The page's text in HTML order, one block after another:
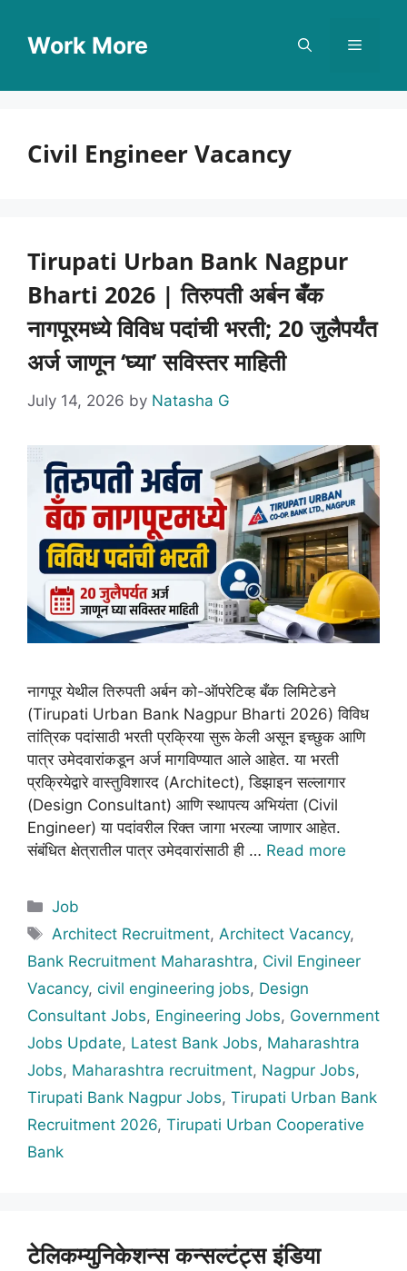
contentWork More Menu
Civil Engineer Vacancy
Tirupati Urban Bank Nagpur
Bharti 2026 | तिरुपती अर्बन बँक
नागपूरमध्ये विविध पदांची भरती; 20 जुलैपर्यंत
अर्ज जाणून ‘घ्या’ सविस्तर माहिती
July 14, 2026 by Natasha G
नागपूर येथील तिरुपती अर्बन को-ऑपरेटिव्ह बँक लिमिटेडने
(Tirupati Urban Bank Nagpur Bharti 2026) विविध
तांत्रिक पदांसाठी भरती प्रक्रिया सुरू केली असून इच्छुक आणि
पात्र उमेदवारांकडून अर्ज मागविण्यात आले आहेत. या भरती
प्रक्रियेद्वारे वास्तुविशारद (Architect), डिझाइन सल्लागार
(Design Consultant) आणि स्थापत्य अभियंता (Civil
Engineer) या पदांवरील रिक्त जागा भरल्या जाणार आहेत.
संबंधित क्षेत्रातील पात्र उमेदवारांसाठी ही … Read more
Categories
Job
Tags
Architect Recruitment, Architect Vacancy,
Bank Recruitment Maharashtra, Civil Engineer
Vacancy, civil engineering jobs, Design
Consultant Jobs, Engineering Jobs, Government
Jobs Update, Latest Bank Jobs, Maharashtra
Jobs, Maharashtra recruitment, Nagpur Jobs,
Tirupati Bank Nagpur Jobs, Tirupati Urban Bank
Recruitment 2026, Tirupati Urban Cooperative
Bank
टेलिकम्युनिकेशन्स कन्सल्टंट्स इंडिया